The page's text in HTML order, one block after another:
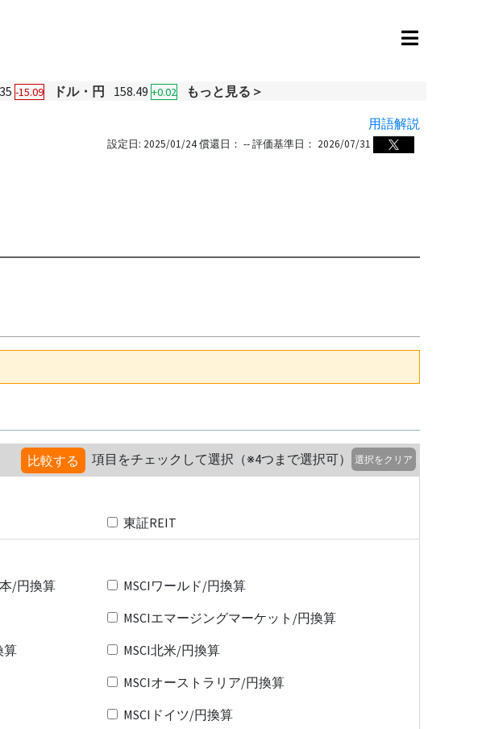
-15.09 ドル・円 158.49 +0.02
もっと見る＞
用語解説
設定日: 2025/01/24 償還日： -- 評価基準日： 2026/07/31
比較する 項目をチェックして選択（※4つまで選択可） 選択をクリア
東証REIT
/円換算
MSCIワールド/円換算
MSCIエマージングマーケット/円換算
算
MSCI北米/円換算
MSCIオーストラリア/円換算
MSCIドイツ/円換算